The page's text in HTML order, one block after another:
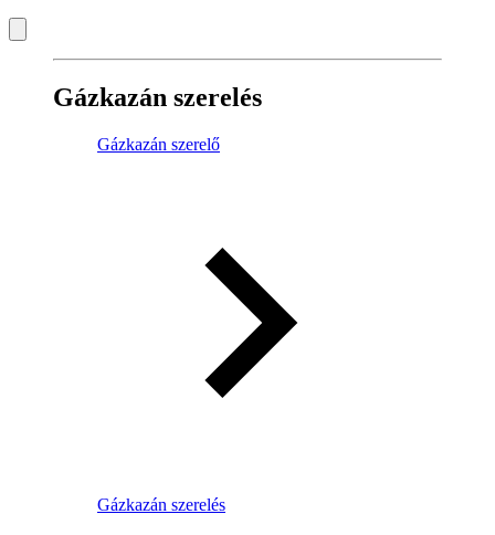
Gázkazán szerelés
Gázkazán szerelő
Gázkazán szerelés